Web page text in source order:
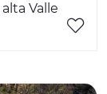
Valle